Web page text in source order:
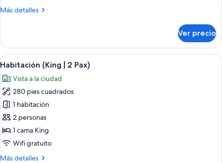
King
|
2
Pax)
Más detalles
Más
panorámica,
cama
size
(Panoramic
2
Pax)
Ver precio
Abrir
todas
las
fotos
de
Habitación
(King
Una habitación de hotel con una
3
Habitación (King | 2 Pax)
Vista a la ciudad
280 pies cuadrados
1 habitación
2 personas
1 cama King
Wifi gratuito
Más detalles
Más